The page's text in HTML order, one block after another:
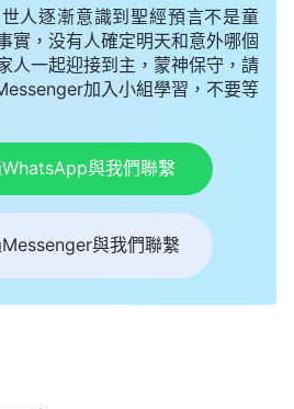
達到的果效。我們常常這樣去
獲得聖靈的作工，活在神的面
好。
實問題與難處來靈修
，吃喝神的話得帶着負擔，學
尋求真理，這也很重要，正如
神的話得結合自己的實際情形，
自己的不足之處，發現之後能
心總是傾注在這些事上，你就
空，這樣你就能保持正常的情
人逐漸意識到聖經預言不是童
實，没有人確定明天和意外哪個
人一起迎接到主，蒙神保守，請
加入小組學習，不要等
與我們聯繫
與我們聯繫